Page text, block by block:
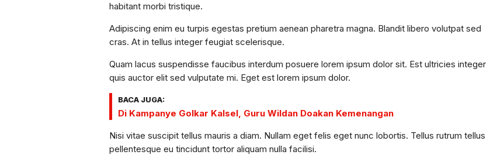
habitant morbi tristique.
Adipiscing enim eu turpis egestas pretium aenean pharetra magna. Blandit libero volutpat sed
cras. At in tellus integer feugiat scelerisque.
Quam lacus suspendisse faucibus interdum posuere lorem ipsum dolor sit. Est ultricies integer
quis auctor elit sed vulputate mi. Eget est lorem ipsum dolor.
BACA JUGA:
Di Kampanye Golkar Kalsel, Guru Wildan Doakan Kemenangan
Nisi vitae suscipit tellus mauris a diam. Nullam eget felis eget nunc lobortis. Tellus rutrum tellus
pellentesque eu tincidunt tortor aliquam nulla facilisi.